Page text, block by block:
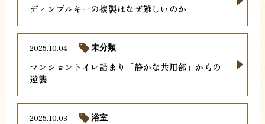
ディンプルキーの複製はなぜ難しいのか
マンショントイレ詰まり「静かな共用部」からの
逆襲
2025.10.04 未分類
2025.10.03 浴室